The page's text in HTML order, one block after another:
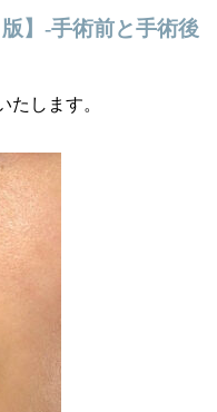
】-手術前と手術後
たします。